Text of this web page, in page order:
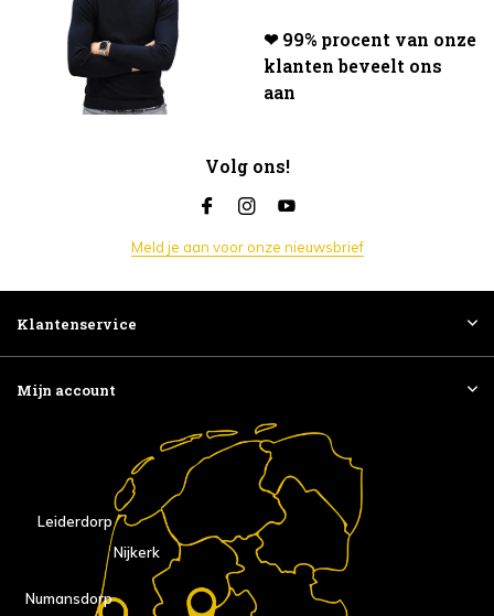
❤ 99% procent van onze
klanten beveelt ons
aan
Volg ons!
Meld je aan voor onze nieuwsbrief
Klantenservice
Mijn account
Nijkerk
Numansdorp
Leiderdorp